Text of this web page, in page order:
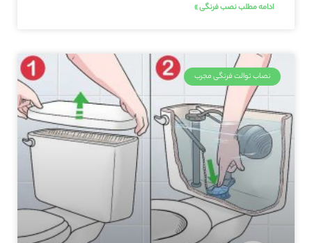
ادامه مطلب نصب فرنگی »
نصاب توالت فرنگی مجرب